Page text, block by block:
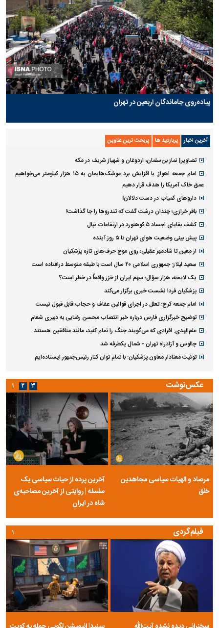
پیاده‌روی جاماندگان اربعین در تهران
آخرین اخبار پربازدید ها پربحث ترین عناوین
تصاویر| نماز بن‌سلمان، اردوغان و شهباز شریف در مکه
امام‌ جمعه اهواز: با افزایش برد موشک‌هایمان به ۱۵ هزار کیلومتر می‌خواهیم
عمق خاک آمریکا را هدف قرار دهیم
داروهای کمیاب در دست دلالان!
باقر خرازی؛ چندان درشت گفت که تندروها را جا گذاشت!
کشف بقایای اجساد ۵ کوهنورد در ارتفاعات نپال
پیش بینی وضعیت هوای تهران تا ۵ روز آینده
از معین تا شادمهر عقیلی؛ روی موج حرف‌های تازه پزشکیان
سعید لیلاز: جمهوری اسلامی ۲۰ سال است با طبقه متوسط درافتاده است
یک لایحه، هزار سؤال؛ سهم ایران از خزر واقعاً در خطر است؟
پزشکیان فردا نشست خبری برگزار می‌کند
امام جمعه کرج: تعلل در اجرای قوانین عفاف و حجاب قابل قبول نیست
توضیح خبرگزاری فارس درباره خبر انتصاب محسن رضایی به دبیری شعام
علم‌الهدی: افرادی که می‌گویند جنگ را تمام کنید، مانند منافقین هستند
چالوس و آزادراه تهران - شمال یکطرفه شد
توئیت معنادار معاون پزشکیان: با تمام توان کنار رئیس‌جمهور ایستاده‌ایم
عکس‌نوشت
مرصاد و الهیات سیاسی مجاهدین
خلق
آخرین پرده از حیات سیاسی یک
سلسله | روایتی از آخرین مصاحبه‌ی
شاه در ایران
۱ ۲ ۳
فیلم‌گردی ۱